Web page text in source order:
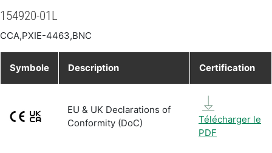
154920-01L
CCA,PXIE-4463,BNC
Symbole Description Certification
EU & UK Declarations of
Conformity (DoC)
Télécharger le
PDF